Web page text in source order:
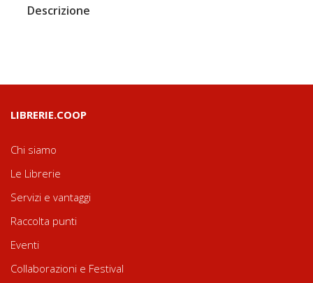
Descrizione
LIBRERIE.COOP
Chi siamo
Le Librerie
Servizi e vantaggi
Raccolta punti
Eventi
Collaborazioni e Festival